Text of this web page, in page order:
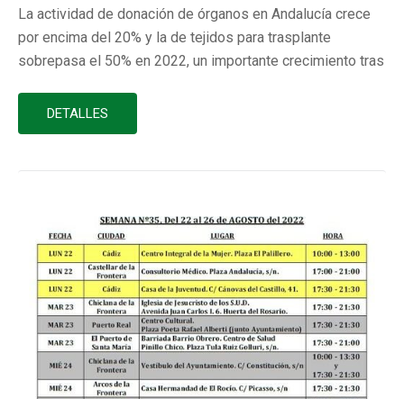
La actividad de donación de órganos en Andalucía crece
por encima del 20% y la de tejidos para trasplante
sobrepasa el 50% en 2022, un importante crecimiento tras
pandemia. Así se desprende de los datos manejados por
la Coordinación de Trasplantes de Andalucía, dependiente
DETALLES